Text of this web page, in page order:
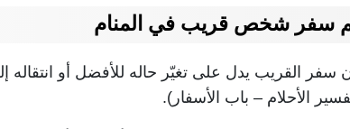
سفر شخص قريب في المنام
سفر القريب يدل على تغيّر حاله للأفضل أو
الأحلام – باب الأسفار).